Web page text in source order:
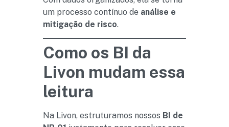
um processo contínuo de análise e
mitigação de risco.
Como os BI da
Livon mudam essa
leitura
Na Livon, estruturamos nossos BI de